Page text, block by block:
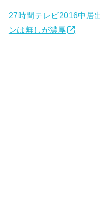
27時間テレビ2016中居
ンは無しが濃厚